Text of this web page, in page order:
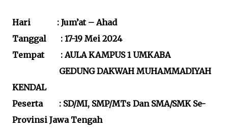
Hari : Jum’at – Ahad
Tanggal : 17-19 Mei 2024
Tempat : AULA KAMPUS 1 UMKABA
GEDUNG DAKWAH MUHAMMADIYAH
KENDAL
Peserta : SD/MI, SMP/MTs Dan SMA/SMK Se-
Provinsi Jawa Tengah